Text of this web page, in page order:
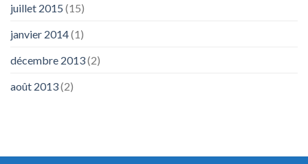
juillet 2015 (15)
janvier 2014(1)
décembre 2013(2)
août 2013(2)